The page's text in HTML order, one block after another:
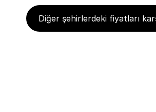
Diğer şehirlerdeki fiyatları